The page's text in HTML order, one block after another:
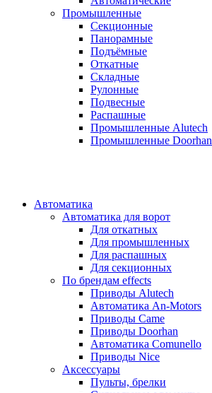
Промышленные
Секционные
Панорамные
Подъёмные
Откатные
Складные
Рулонные
Подвесные
Распашные
Промышленные Alutech
Промышленные Doorhan
Автоматика
Автоматика для ворот
Для откатных
Для промышленных
Для распашных
Для секционных
По брендам effects
Приводы Alutech
Автоматика An-Motors
Приводы Came
Приводы Doorhan
Автоматика Comunello
Приводы Nice
Аксессуары
Пульты, брелки